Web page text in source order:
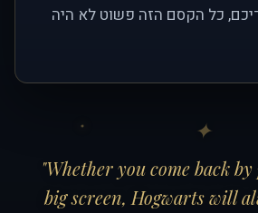
כל הקסם הזה פשוט לא היה
"Whether you come back
big screen, Hogwarts will